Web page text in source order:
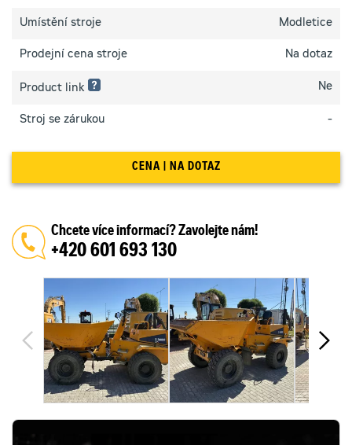
zařízení
plně
funkční
2 hvězdičky:
pouze
oprav
3 hvězdičky:
zařízení
připraveno
pro
práci,
případné
drobné
opravy,
Umístění stroje Modletice
Prodejní cena stroje Na dotaz
Product link Ne
Stroj se zárukou -
CENA | NA DOTAZ
Chcete více informací? Zavolejte nám!
+420 601 693 130